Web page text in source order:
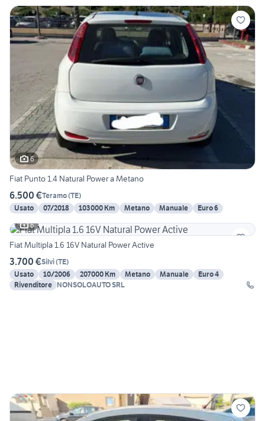
6
Fiat Punto 1.4 Natural Power a Metano
6.500 €Teramo(TE)
Usato
07/2018 103000 Km Metano Manuale
Euro 6
6
Fiat Multipla 1.6 16V Natural Power Active
3.700 €Silvi(TE)
Usato
10/2006 207000 Km Metano Manuale
Euro 4
Rivenditore NONSOLOAUTO SRL